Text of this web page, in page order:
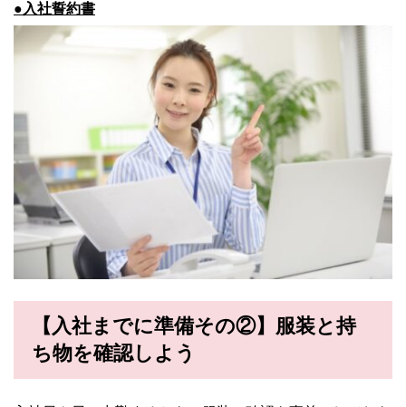
●入社誓約書
【入社までに準備その②】服装と持
ち物を確認しよう